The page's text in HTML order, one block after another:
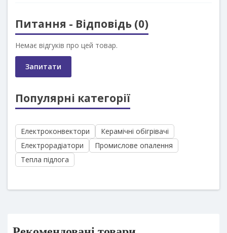
Питання - Відповідь (0)
Немає відгуків про цей товар.
Запитати
Популярні категорії
Електроконвектори
Керамічні обігрівачі
Електрорадіатори
Промислове опалення
Тепла підлога